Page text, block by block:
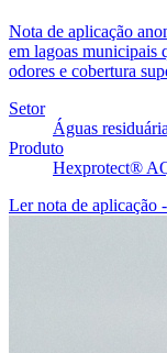
Nota de aplicação
em lagoas municipais
odores e cobertura
Setor
Águas
Produto
Hexprotect®
Ler nota de aplicação